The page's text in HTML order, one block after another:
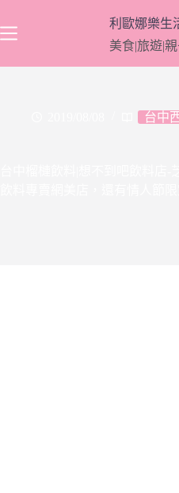
至
要
利歐娜樂生
美食|旅遊|
台中